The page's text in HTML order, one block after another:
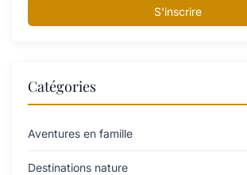
S'inscrire
Catégories
Aventures en famille
Destinations nature